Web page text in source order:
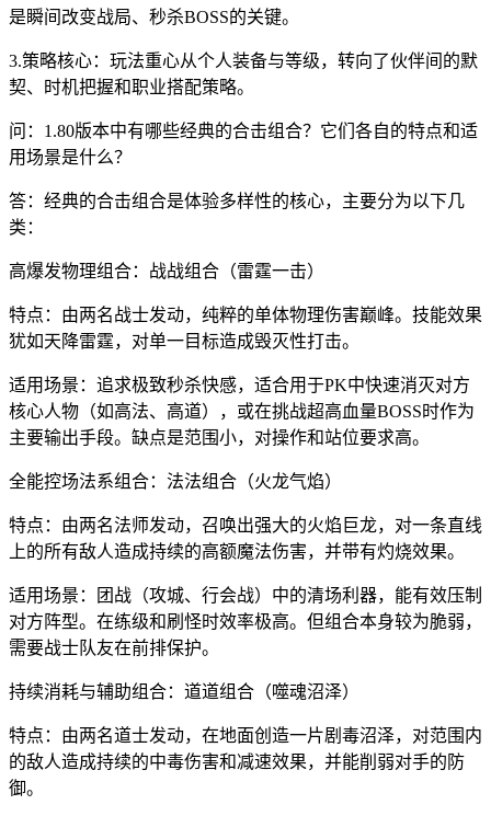
是瞬间改变战局、秒杀BOSS的关键。
3.策略核心：玩法重心从个人装备与等级，转向了伙伴间的默
契、时机把握和职业搭配策略。
问：1.80版本中有哪些经典的合击组合？它们各自的特点和适
用场景是什么？
答：经典的合击组合是体验多样性的核心，主要分为以下几
类：
高爆发物理组合：战战组合（雷霆一击）
特点：由两名战士发动，纯粹的单体物理伤害巅峰。技能效果
犹如天降雷霆，对单一目标造成毁灭性打击。
适用场景：追求极致秒杀快感，适合用于PK中快速消灭对方
核心人物（如高法、高道），或在挑战超高血量BOSS时作为
主要输出手段。缺点是范围小，对操作和站位要求高。
全能控场法系组合：法法组合（火龙气焰）
特点：由两名法师发动，召唤出强大的火焰巨龙，对一条直线
上的所有敌人造成持续的高额魔法伤害，并带有灼烧效果。
适用场景：团战（攻城、行会战）中的清场利器，能有效压制
对方阵型。在练级和刷怪时效率极高。但组合本身较为脆弱，
需要战士队友在前排保护。
持续消耗与辅助组合：道道组合（噬魂沼泽）
特点：由两名道士发动，在地面创造一片剧毒沼泽，对范围内
的敌人造成持续的中毒伤害和减速效果，并能削弱对手的防
御。